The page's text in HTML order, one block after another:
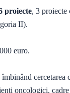
proiecte, 3 proiecte
II).
euro.
cercetarea
oncologici,